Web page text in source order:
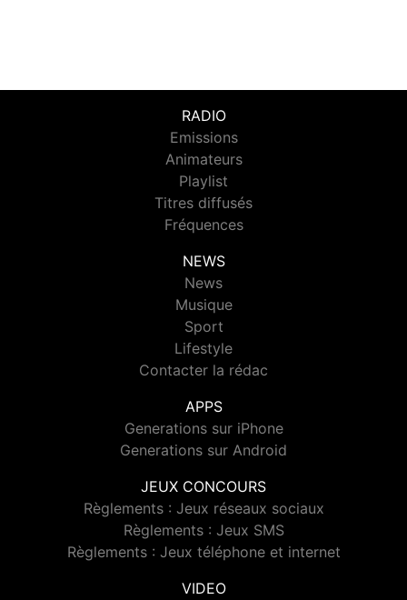
RADIO
Emissions
Animateurs
Playlist
Titres diffusés
Fréquences
NEWS
News
Musique
Sport
Lifestyle
Contacter la rédac
APPS
Generations sur iPhone
Generations sur Android
JEUX CONCOURS
Règlements : Jeux réseaux sociaux
Règlements : Jeux SMS
Règlements : Jeux téléphone et internet
VIDEO